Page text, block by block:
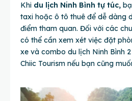
Khi du lịch Ninh Bình tự túc,
taxi hoặc ô tô thuê để dễ dàng
điểm tham quan. Đối với các
có thể cần xem xét việc đặt
xe và combo du lịch Ninh Bình
Chiic Tourism nếu bạn cũng